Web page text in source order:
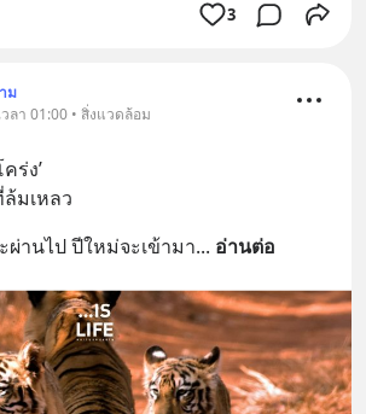
3
ม
ลา 01:00 • สิ่งแวดล้อม
ร่ง’
มเหลว
ผ่านไป ปีใหม่จะเข้ามา... อ่านต่อ